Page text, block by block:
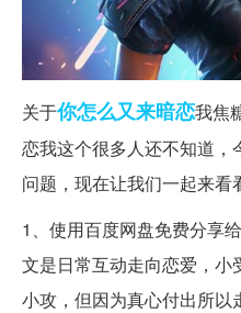
关于你怎么又来暗恋我焦
恋我这个很多人还不知道，
问题，现在让我们一起来看
1、使用百度网盘免费分享
文是日常互动走向恋爱，小
小攻，但因为真心付出所以